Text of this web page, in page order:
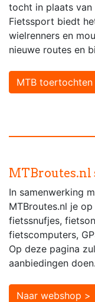
tocht in plaats van
Fietssport biedt
wielrenners en
nieuwe routes en
MTB toertochten
MTBroutes.nl
In samenwerking
MTBroutes.nl je
fietssnufjes,
fietscomputers,
Op deze pagina
aanbiedingen doen.
Naar webshop >